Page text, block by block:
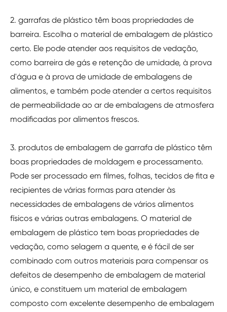
2. garrafas de plástico têm boas propriedades de
barreira. Escolha o material de embalagem de plástico
certo. Ele pode atender aos requisitos de vedação,
como barreira de gás e retenção de umidade, à prova
d'água e à prova de umidade de embalagens de
alimentos, e também pode atender a certos requisitos
de permeabilidade ao ar de embalagens de atmosfera
modificadas por alimentos frescos.
3. produtos de embalagem de garrafa de plástico têm
boas propriedades de moldagem e processamento.
Pode ser processado em filmes, folhas, tecidos de fita e
recipientes de várias formas para atender às
necessidades de embalagens de vários alimentos
físicos e várias outras embalagens. O material de
embalagem de plástico tem boas propriedades de
vedação, como selagem a quente, e é fácil de ser
combinado com outros materiais para compensar os
defeitos de desempenho de embalagem de material
único, e constituem um material de embalagem
composto com excelente desempenho de embalagem